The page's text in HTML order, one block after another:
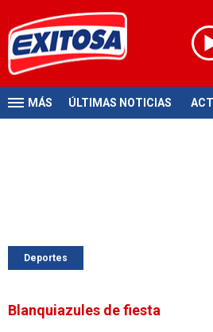
MÁS ÚLTIMAS NOTICIAS
Deportes
Blanquiazules de fiesta